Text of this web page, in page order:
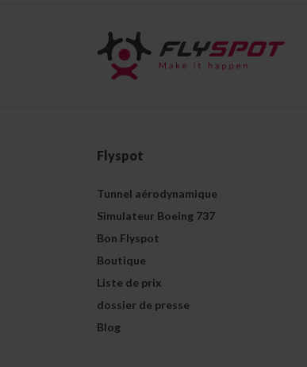
Flyspot
Tunnel aérodynamique
Simulateur Boeing 737
Bon Flyspot
Boutique
Liste de prix
dossier de presse
Blog